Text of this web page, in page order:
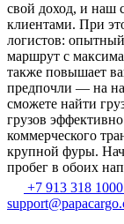
свой доход, и наш
клиентами. При
логистов:
маршрут с
также повышает
предпочли — на
сможете найти
грузов
коммерческого
крупной фуры.
пробег в обоих
+7 913 318